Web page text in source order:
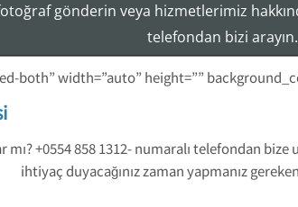
gönderin veya hizmetlerimiz
telefondan bizi arayın.
both” width=”auto” height=””
mı? +0554 858 1312- numaralı telefondan
ihtiyaç duyacağınız zaman yapmanız